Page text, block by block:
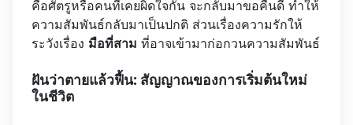
คือศัตรูหรือคนที่เคยผิดใจกัน จะกลับมาขอคืนดี ทำให้
ความสัมพันธ์กลับมาเป็นปกติ ส่วนเรื่องความรักให้
ระวังเรื่อง มือที่สาม ที่อาจเข้ามาก่อกวนความสัมพันธ์
ฝันว่าตายแล้วฟื้น: สัญญาณของการเริ่มต้นใหม่
ในชีวิต